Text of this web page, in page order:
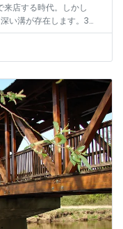
店する時代。しかし
い溝が存在します。3年
れず本当に価値ある店を